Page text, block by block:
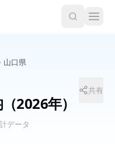
山口県
（2026年）
データ
共有